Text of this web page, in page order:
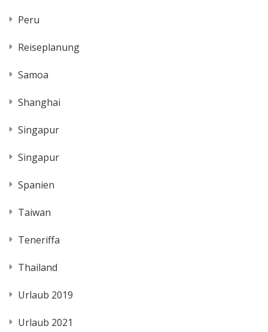
Peru
Reiseplanung
Samoa
Shanghai
Singapur
Singapur
Spanien
Taiwan
Teneriffa
Thailand
Urlaub 2019
Urlaub 2021